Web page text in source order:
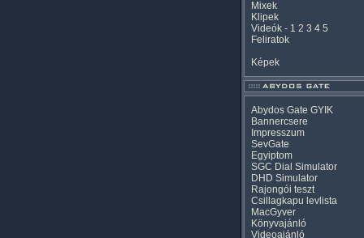
Mixek
Klipek
Videók - 1 2 3 4 5
Feliratok
Képek
Abydos Gate GYIK
Bannercsere
Impresszum
SevGate
Egyiptom
SGC Dial Simulator
DHD Simulator
Rajongói teszt
Csillagkapu levlista
MacGyver
Könyvajánló
Videoajánló